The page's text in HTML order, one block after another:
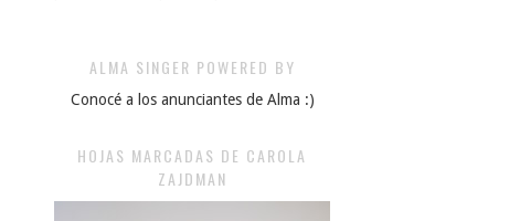
ALMA SINGER POWERED BY
Conocé a los anunciantes de Alma :)
HOJAS MARCADAS DE CAROLA
ZAJDMAN